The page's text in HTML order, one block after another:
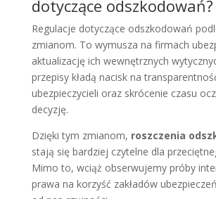
dotyczące odszkodowań?
Regulacje dotyczące odszkodowań
zmianom. To wymusza na firmach
aktualizację ich wewnętrznych
przepisy kładą nacisk na
ubezpieczycieli oraz skrócenie czasu
decyzję.
Dzięki tym zmianom, roszczenia
stają się bardziej czytelne dla
Mimo to, wciąż obserwujemy próby
prawa na korzyść zakładów